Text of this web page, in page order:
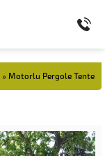
» Motorlu Pergole Tente